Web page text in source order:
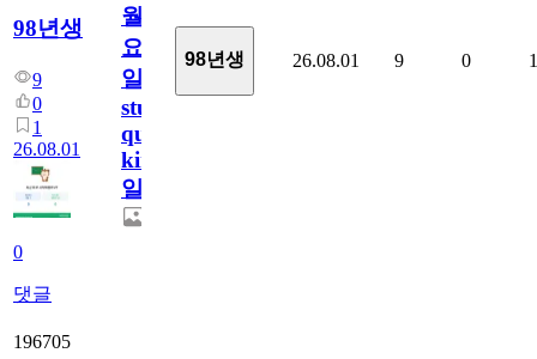
98년생
9
0
1
26.08.01
0
댓글
월
요
일/English
study
quiz
king769
일
98년생 26.08.01 9 0 1
196705